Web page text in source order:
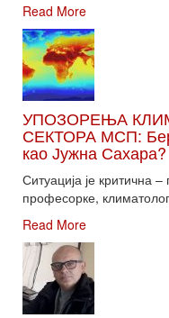
Read More
УПОЗОРЕЊА
СЕКТОРА МСП:
као Јужна Сахара?
Ситуација је критична
професорке,
Read More